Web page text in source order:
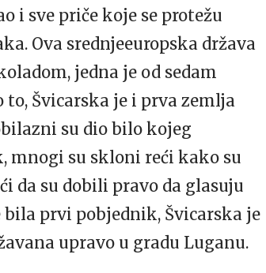
i sve priče koje se protežu
Ova srednjeeuropska država
jedna je od sedam
Švicarska je i prva zemlja
su dio bilo kojeg
mnogi su skloni reći kako su
da su dobili pravo da glasuju
prvi pobjednik, Švicarska je
upravo u gradu Luganu.